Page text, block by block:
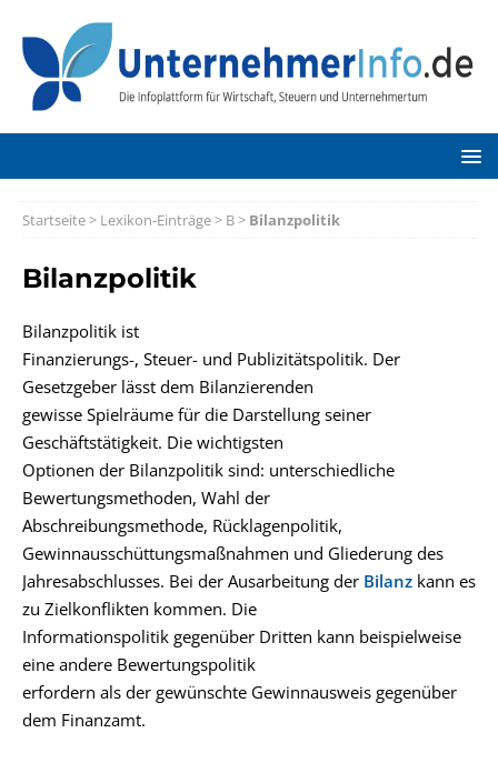
Startseite> Lexikon-Einträge> B> Bilanzpolitik
Bilanzpolitik
Bilanzpolitik ist
Finanzierungs-, Steuer- und Publizitätspolitik. Der
Gesetzgeber lässt dem Bilanzierenden
gewisse Spielräume für die Darstellung seiner
Geschäftstätigkeit. Die wichtigsten
Optionen der Bilanzpolitik sind: unterschiedliche
Bewertungsmethoden, Wahl der
Abschreibungsmethode, Rücklagenpolitik,
Gewinnausschüttungsmaßnahmen und Gliederung des
Jahresabschlusses. Bei der Ausarbeitung der Bilanz kann es
zu Zielkonflikten kommen. Die
Informationspolitik gegenüber Dritten kann beispielweise
eine andere Bewertungspolitik
erfordern als der gewünschte Gewinnausweis gegenüber
dem Finanzamt.